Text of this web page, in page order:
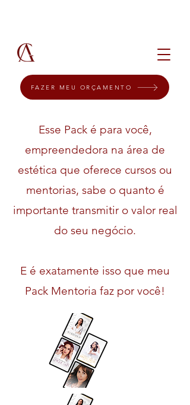
FAZER MEU ORÇAMENTO
Esse Pack é para você,
empreendedora na área de
estética que oferece cursos ou
mentorias, sabe o quanto é
importante transmitir o valor real
do seu negócio.
E é exatamente isso que meu
Pack Mentoria faz por você!